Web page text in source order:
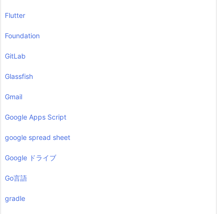
Flutter
Foundation
GitLab
Glassfish
Gmail
Google Apps Script
google spread sheet
Google ドライブ
Go言語
gradle